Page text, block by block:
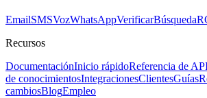
EmailSMSVozWhatsAppVerificarBúsqueda
Recursos
DocumentaciónInicio rápidoReferencia de
de conocimientosIntegracionesClientesGuías
cambiosBlogEmpleo